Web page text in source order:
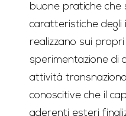
buone pratiche che
caratteristiche
realizzano sui
sperimentazione di
attività
conoscitive che il
aderenti esteri